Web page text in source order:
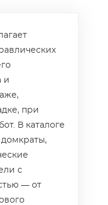
и
при
В каталоге
с
— от